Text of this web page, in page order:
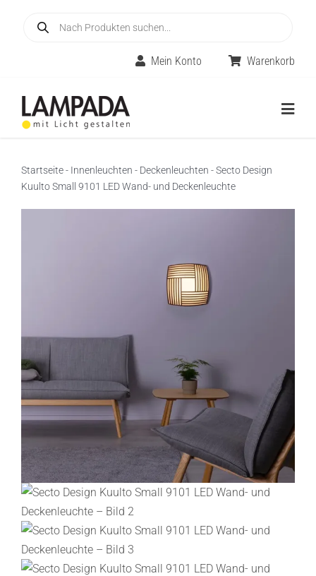
search
Mein Konto Warenkorb
Online-Shop
Räume
Außenleuchten
Referenzen
Marken
Ratgeber
Sale
Startseite- Innenleuchten - Deckenleuchten -Secto Design
Kuulto Small 9101 LED Wand- und Deckenleuchte